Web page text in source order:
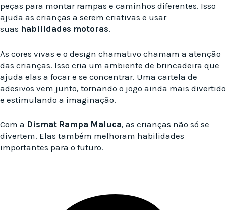
peças para montar rampas e caminhos diferentes. Isso
ajuda as crianças a serem criativas e usar
suas habilidades motoras.
As cores vivas e o design chamativo chamam a atenção
das crianças. Isso cria um ambiente de brincadeira que
ajuda elas a focar e se concentrar. Uma cartela de
adesivos vem junto, tornando o jogo ainda mais divertido
e estimulando a imaginação.
Com a Dismat Rampa Maluca, as crianças não só se
divertem. Elas também melhoram habilidades
importantes para o futuro.